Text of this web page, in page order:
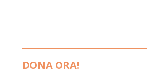
DONA ORA!